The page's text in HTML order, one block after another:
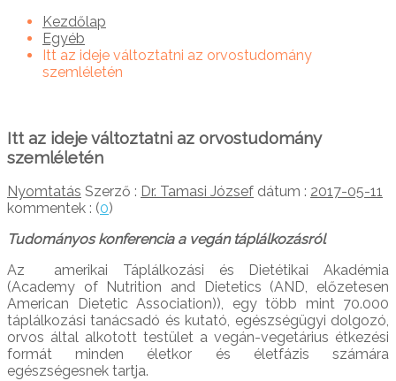
Kezdőlap
Egyéb
Itt az ideje változtatni az orvostudomány
szemléletén
Itt az ideje változtatni az orvostudomány
szemléletén
Nyomtatás Szerző : Dr. Tamasi József dátum : 2017-05-11
kommentek : (0)
Tudományos konferencia a vegán táplálkozásról
Az amerikai Táplálkozási és Dietétikai Akadémia
(Academy of Nutrition and Dietetics (AND, előzetesen
American Dietetic Association)), egy több mint 70.000
táplálkozási tanácsadó és kutató, egészségügyi dolgozó,
orvos által alkotott testület a vegán-vegetárius étkezési
formát minden életkor és életfázis számára
egészségesnek tartja.